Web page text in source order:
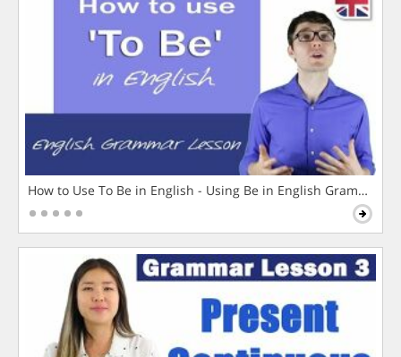
How to Use To Be in English - Using Be in English Grammar